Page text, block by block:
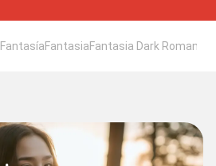
FantasíaFantasiaFantasia Dark Romance